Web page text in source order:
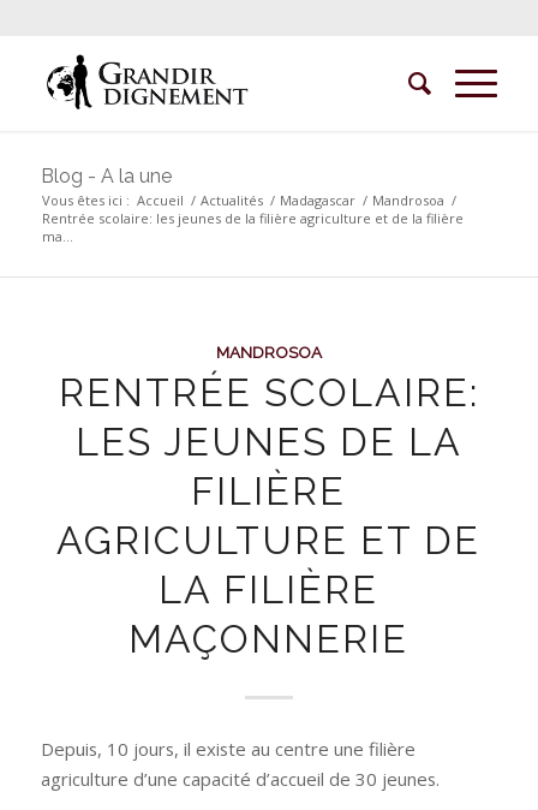
Blog - A la une
Vous êtes ici : Accueil / Actualités / Madagascar / Mandrosoa /
Rentrée scolaire: les jeunes de la filière agriculture et de la filière
ma...
MANDROSOA
RENTRÉE SCOLAIRE:
LES JEUNES DE LA
FILIÈRE
AGRICULTURE ET DE
LA FILIÈRE
MAÇONNERIE
Depuis, 10 jours, il existe au centre une filière
agriculture d’une capacité d’accueil de 30 jeunes.